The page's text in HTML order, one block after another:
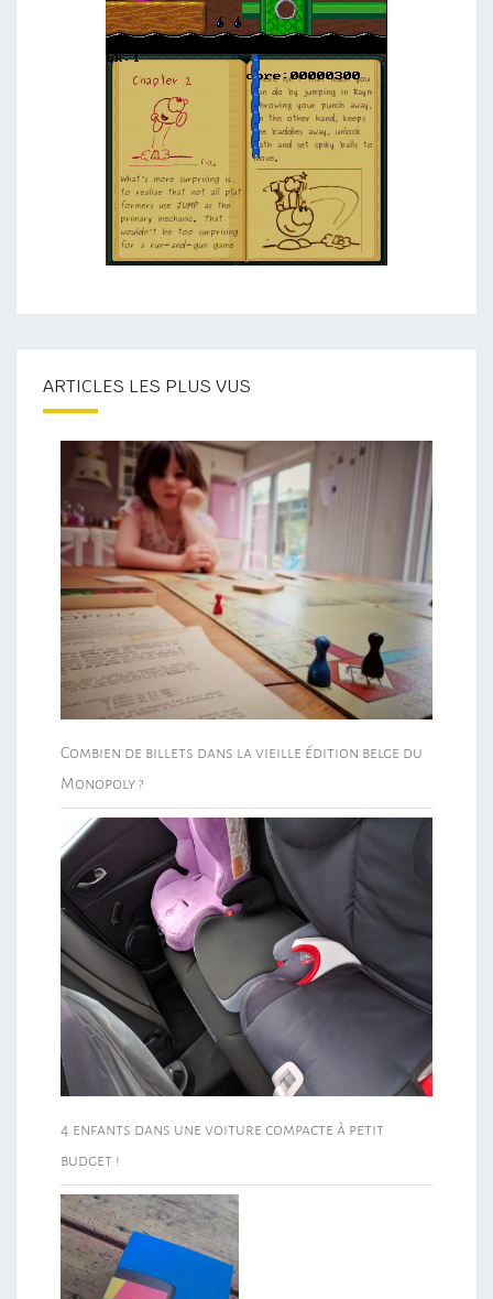
ARTICLES LES PLUS VUS
Combien de billets dans la vieille édition belge du
Monopoly ?
4 enfants dans une voiture compacte à petit
budget !